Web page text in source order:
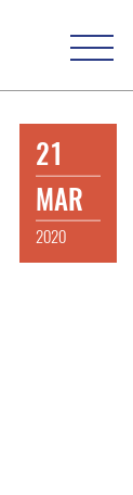
21
MAR
2020